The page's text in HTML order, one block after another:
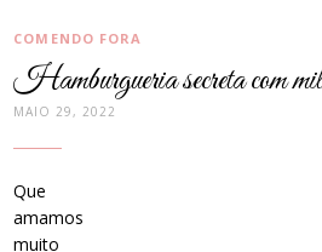
CATEGORIAS:
COMENDO FORA
Hamburgueria secreta com
MAIO 29, 2022
Que
amamos
muito